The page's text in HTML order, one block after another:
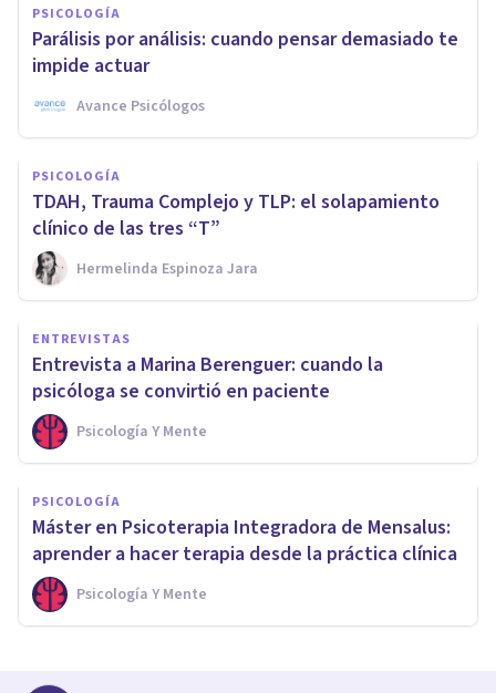
PSICOLOGÍA
Parálisis por análisis: cuando pensar demasiado te
impide actuar
Avance Psicólogos
PSICOLOGÍA
TDAH, Trauma Complejo y TLP: el solapamiento
clínico de las tres “T”
Hermelinda Espinoza Jara
ENTREVISTAS
Entrevista a Marina Berenguer: cuando la
psicóloga se convirtió en paciente
Psicología Y Mente
PSICOLOGÍA
Máster en Psicoterapia Integradora de Mensalus:
aprender a hacer terapia desde la práctica clínica
Psicología Y Mente